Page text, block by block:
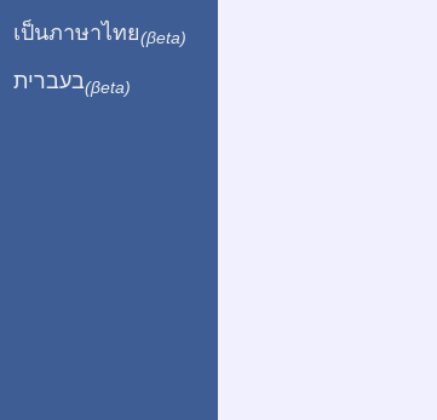
เป็นภาษาไทย(βeta)
בעברית(βeta)